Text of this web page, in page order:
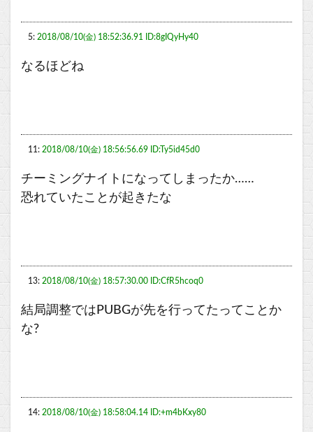
5: 2018/08/10(金) 18:52:36.91 ID:8gIQyHy40
なるほどね
11: 2018/08/10(金) 18:56:56.69 ID:Ty5id45d0
チーミングナイトになってしまったか……
恐れていたことが起きたな
13: 2018/08/10(金) 18:57:30.00 ID:CfR5hcoq0
結局調整ではPUBGが先を行ってたってことか
な?
14: 2018/08/10(金) 18:58:04.14 ID:+m4bKxy80